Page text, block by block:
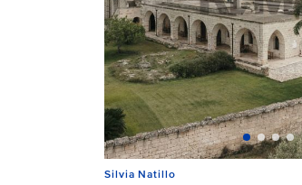
Silvia Natillo